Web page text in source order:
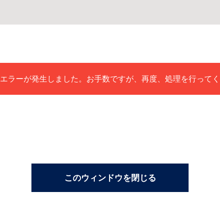
ラーが発生しました。お手数ですが、再度、処理を行ってく
このウィンドウを閉じる